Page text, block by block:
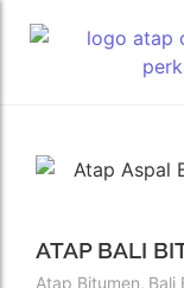
GAF
CTI
GRCATAP BALI
Atap Bitumen, Bali